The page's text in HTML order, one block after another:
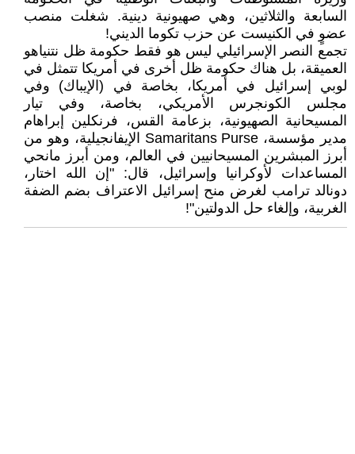
السابعة والثلاثين، وهي صهيونية دينية. شغلت منصب
عضوٍ في الكنيست عن حزب تكوما الديني!
تجمع النصر الإسرائيلي ليس هو فقط حكومة ظل نتنياهو
العميقة، بل هناك حكومة ظل أخرى في أمريكا تتمثل في
لوبي إسرائيل في أمريكا، بخاصة في (الإيباك) وفي
مجلس الكونجرس الأمريكي، بخاصة، وفي تيار
المسيحانية الصهيونية، بزعامة القس، فرنكلين إبراهام
مدير مؤسسة، Samaritans Purse الإيفانجيلية، وهو من
أبرز المبشرين المسيحانيين في العالم، ومن أبرز مانحي
المساعدات لأوكرانيا وإسرائيل، قال: "إن الله اختار،
دونالد ترامب لغرض منح إسرائيل الاعتراف بضم الضفة
الغربية، وإلغاء حل الدولتين"!